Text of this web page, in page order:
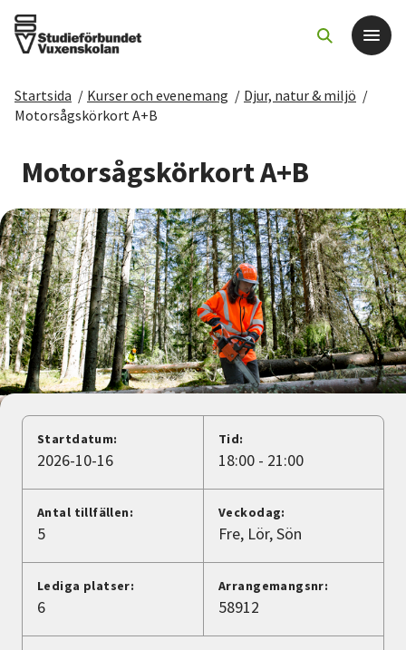
Det här gör vi
För dig som
Sök kurser och evenemang
Om SV
Starta studiecirkel
Cirkelledare
Nyheter
Avdelningar
Lyssna
Startsida / Kurser och evenemang / Djur, natur & miljö /
Motorsågskörkort A+B
Motorsågskörkort A+B
Startdatum:
2026-10-16
Tid:
18:00 - 21:00
Antal tillfällen:
5
Veckodag:
Fre Lör Sön
Lediga platser:
6
Arrangemangsnr:
58912